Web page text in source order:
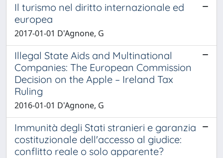
Il turismo nel diritto internazionale ed
europea
2017-01-01 D'Agnone, G
Illegal State Aids and Multinational
Companies: The European Commission
Decision on the Apple – Ireland Tax
Ruling
2016-01-01 D'Agnone, G
Immunità degli Stati stranieri e garanzia
costituzionale dell'accesso al giudice:
conflitto reale o solo apparente?